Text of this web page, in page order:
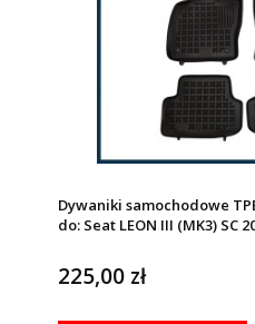
Dywaniki samochodowe
do: Seat LEON III (MK3) SC
225,00 zł